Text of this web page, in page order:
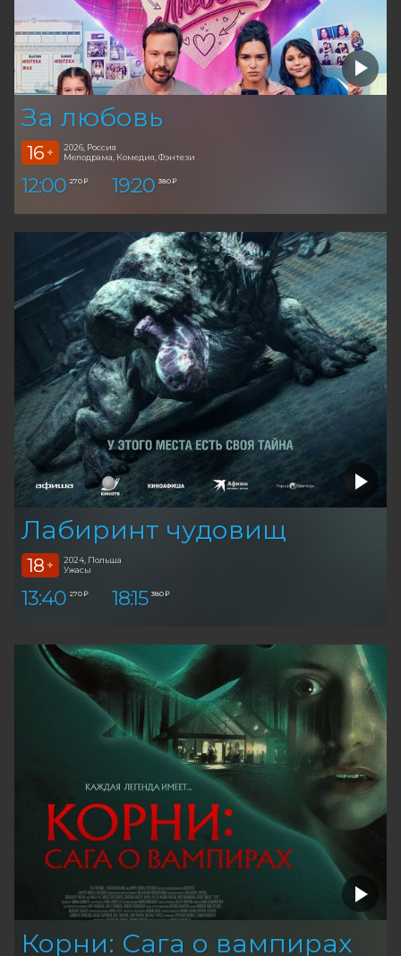
За любовь
16 +
2026, Россия
Мелодрама, Комедия, Фэнтези
12:00 270 ₽ 19:20 380 ₽
Лабиринт чудовищ
18 +
2024, Польша
Ужасы
13:40 270 ₽ 18:15 380 ₽
Корни: Сага о вампирах